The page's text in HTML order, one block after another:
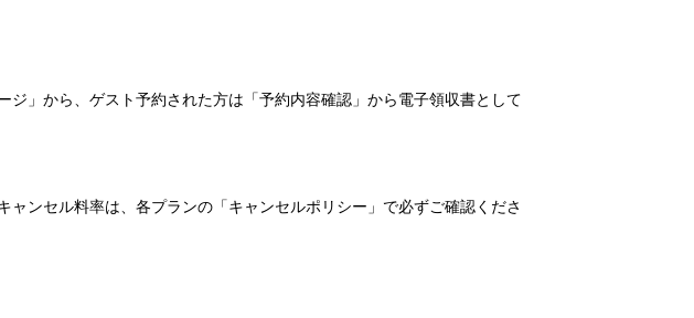
」から、ゲスト予約された方は「予約内容確認」から電子領収書として
ンセル料率は、各プランの「キャンセルポリシー」で必ずご確認くださ